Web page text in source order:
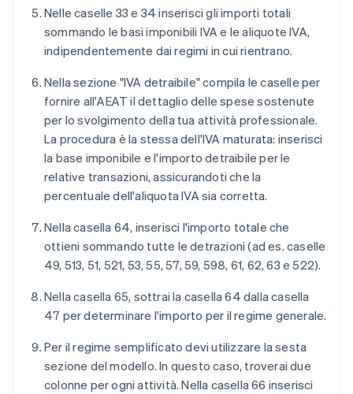
Nelle caselle 33 e 34 inserisci gli importi totali
sommando le basi imponibili IVA e le aliquote IVA,
indipendentemente dai regimi in cui rientrano.
Nella sezione "IVA detraibile" compila le caselle per
fornire all'AEAT il dettaglio delle spese sostenute
per lo svolgimento della tua attività professionale.
La procedura è la stessa dell'IVA maturata: inserisci
la base imponibile e l'importo detraibile per le
relative transazioni, assicurandoti che la
percentuale dell'aliquota IVA sia corretta.
Nella casella 64, inserisci l'importo totale che
ottieni sommando tutte le detrazioni (ad es. caselle
49, 513, 51, 521, 53, 55, 57, 59, 598, 61, 62, 63 e 522).
Nella casella 65, sottrai la casella 64 dalla casella
47 per determinare l'importo per il regime generale.
Per il regime semplificato devi utilizzare la sesta
sezione del modello. In questo caso, troverai due
colonne per ogni attività. Nella casella 66 inserisci